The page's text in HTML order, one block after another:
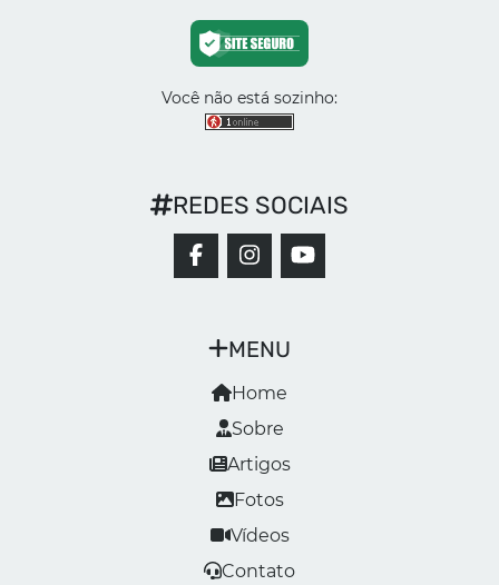
Você não está sozinho:
MENU
Home
Sobre
Artigos
Fotos
Vídeos
Contato
REDES SOCIAIS